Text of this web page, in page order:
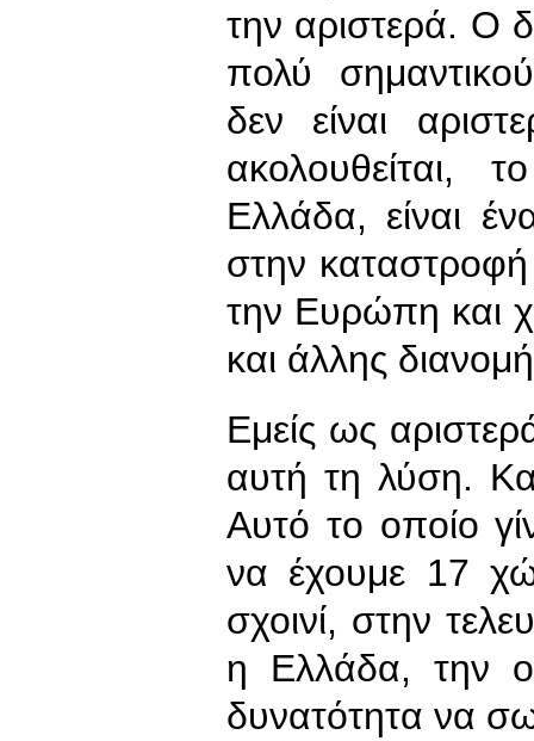
την αριστερά. O
πολύ
δεν είναι
ακολουθείται,
Ελλάδα, είναι
στην
την Ευρώπη και
και άλλης
Εμείς ως
αυτή τη λύση.
Αυτό το οποίο
να έχουμε 17
σχοινί, στην
η Ελλάδα, την
δυνατότητα να